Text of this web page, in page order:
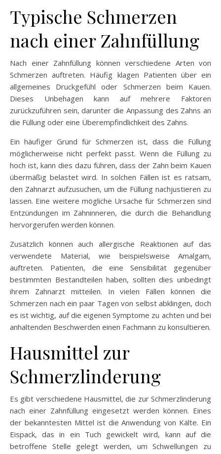
Typische Schmerzen
nach einer Zahnfüllung
Nach einer Zahnfüllung können verschiedene Arten von
Schmerzen auftreten. Häufig klagen Patienten über ein
allgemeines Druckgefühl oder Schmerzen beim Kauen.
Dieses Unbehagen kann auf mehrere Faktoren
zurückzuführen sein, darunter die Anpassung des Zahns an
die Füllung oder eine Überempfindlichkeit des Zahns.
Ein häufiger Grund für Schmerzen ist, dass die Füllung
möglicherweise nicht perfekt passt. Wenn die Füllung zu
hoch ist, kann dies dazu führen, dass der Zahn beim Kauen
übermäßig belastet wird. In solchen Fällen ist es ratsam,
den Zahnarzt aufzusuchen, um die Füllung nachjustieren zu
lassen. Eine weitere mögliche Ursache für Schmerzen sind
Entzündungen im Zahninneren, die durch die Behandlung
hervorgerufen werden können.
Zusätzlich können auch allergische Reaktionen auf das
verwendete Material, wie beispielsweise Amalgam,
auftreten. Patienten, die eine Sensibilität gegenüber
bestimmten Bestandteilen haben, sollten dies unbedingt
ihrem Zahnarzt mitteilen. In vielen Fällen können die
Schmerzen nach ein paar Tagen von selbst abklingen, doch
es ist wichtig, auf die eigenen Symptome zu achten und bei
anhaltenden Beschwerden einen Fachmann zu konsultieren.
Hausmittel zur
Schmerzlinderung
Es gibt verschiedene Hausmittel, die zur Schmerzlinderung
nach einer Zahnfüllung eingesetzt werden können. Eines
der bekanntesten Mittel ist die Anwendung von Kälte. Ein
Eispack, das in ein Tuch gewickelt wird, kann auf die
betroffene Stelle gelegt werden, um Schwellungen zu